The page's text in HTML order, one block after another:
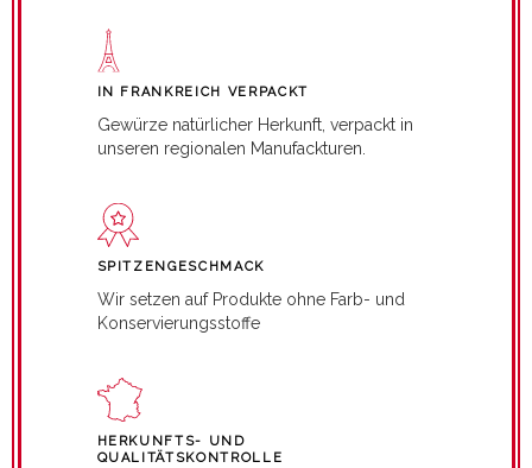
IN FRANKREICH VERPACKT
Gewürze natürlicher Herkunft, verpackt in
unseren regionalen Manufackturen.
SPITZENGESCHMACK
Wir setzen auf Produkte ohne Farb- und
Konservierungsstoffe
HERKUNFTS- UND
QUALITÄTSKONTROLLE